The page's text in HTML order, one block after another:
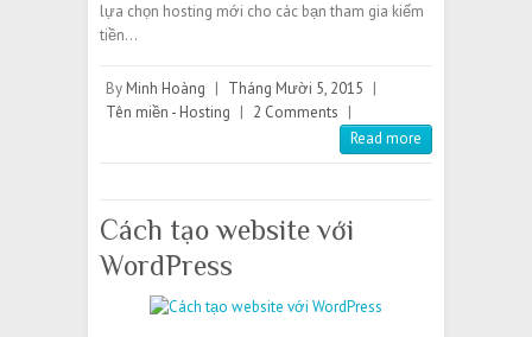
lựa chọn hosting mới cho các bạn tham gia kiếm
tiền…
By Minh Hoàng | Tháng Mười 5, 2015 |
Tên miền - Hosting | 2 Comments |
Read more
Cách tạo website với
WordPress